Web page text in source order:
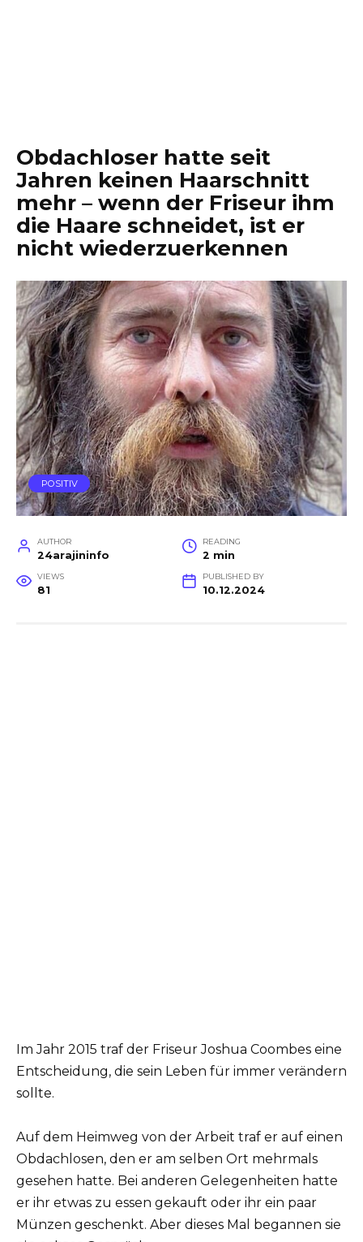
Obdachloser hatte seit
Jahren keinen Haarschnitt
mehr – wenn der Friseur ihm
die Haare schneidet, ist er
nicht wiederzuerkennen
POSITIV
AUTHOR
24arajininfo
READING
2 min
VIEWS
81
PUBLISHED BY
10.12.2024
Im Jahr 2015 traf der Friseur Joshua Coombes eine
Entscheidung, die sein Leben für immer verändern
sollte.
Auf dem Heimweg von der Arbeit traf er auf einen
Obdachlosen, den er am selben Ort mehrmals
gesehen hatte. Bei anderen Gelegenheiten hatte
er ihr etwas zu essen gekauft oder ihr ein paar
Münzen geschenkt. Aber dieses Mal begannen sie